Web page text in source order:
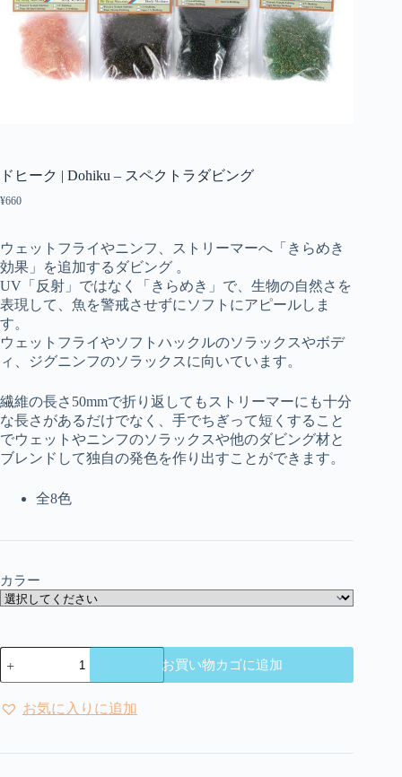
ドヒーク | Dohiku – スペクトラダビング
¥660
ウェットフライやニンフ、ストリーマーへ「きらめき
効果」を追加するダビング 。
UV「反射」ではなく「きらめき」で、生物の自然さを
表現して、魚を警戒させずにソフトにアピールしま
す。
ウェットフライやソフトハックルのソラックスやボデ
ィ、ジグニンフのソラックスに向いています。
繊維の長さ50mmで折り返してもストリーマーにも十分
な長さがあるだけでなく、手でちぎって短くすること
でウェットやニンフのソラックスや他のダビング材と
ブレンドして独自の発色を作り出すことができます。
全8色
カラー
ド
ヒ
ク
-
お買い物カゴに追加
お気に入りに追加